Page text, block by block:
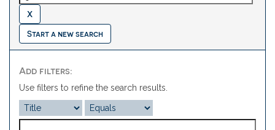
Start a new search
Add filters:
Use filters to refine the search results.